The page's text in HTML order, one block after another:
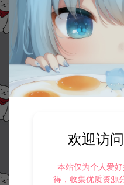
欢迎访
本站仅为个人爱
得，收集优质资源